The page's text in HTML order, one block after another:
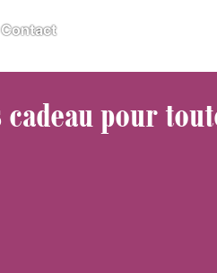
Contact
cadeau pour